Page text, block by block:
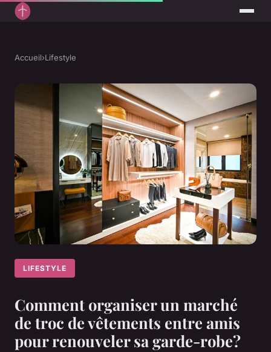
Accueil›Lifestyle
LIFESTYLE
Comment organiser un marché
de troc de vêtements entre amis
pour renouveler sa garde-robe?